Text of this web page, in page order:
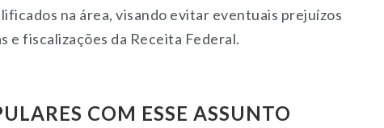
na área, visando evitar eventuais prejuízos
e fiscalizações da Receita Federal.
COM ESSE ASSUNTO